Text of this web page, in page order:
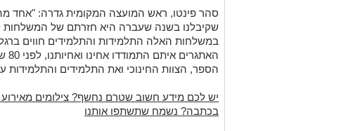
סהר פינטו, ראש המועצה המקומית גדרה: "אחד
שקיבלנו בשנה שעברה היא חזרתם של המשלחות
במשלחות האלה התלמידות והתלמידים חווים
הספר, הצוות החינוכי ואת התלמידים
יש לכם מידע חשוב שטרם נחשף? צילומים
בכתבה? נשמח שתשתפו אותנו